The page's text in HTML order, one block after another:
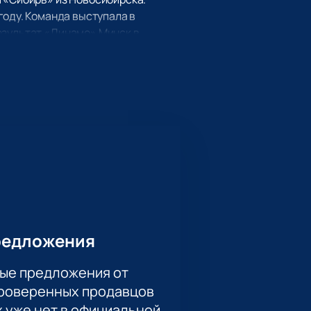
Команда выступала в
«Динамо» Минск в
является одной из
Сделайте это прямо
предложения от
продавцов